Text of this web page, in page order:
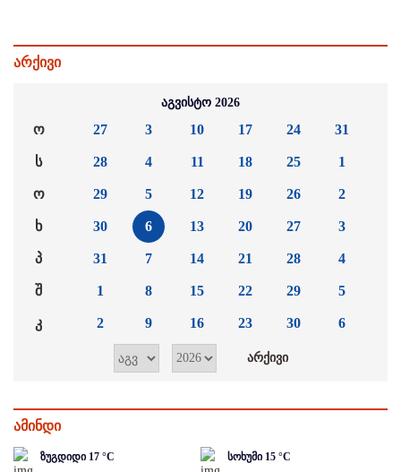
არქივი
აგვისტო 2026
ო
ს
ო
ხ
პ
შ
კ
27
28
29
30
31
1
2
3
4
5
6
7
8
9
10
11
12
13
14
15
16
17
18
19
20
21
22
23
24
25
26
27
28
29
30
31
1
2
3
4
5
6
ამინდი
ზუგდიდი 17 °C სოხუმი 15 °C